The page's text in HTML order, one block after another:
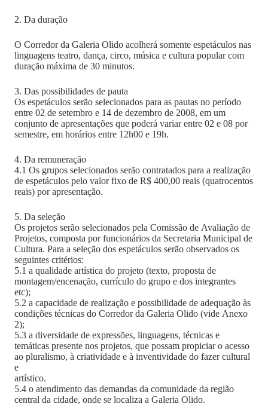
2. Da duração
O Corredor da Galeria Olido acolherá somente espetáculos nas
linguagens teatro, dança, circo, música e cultura popular com
duração máxima de 30 minutos.
3. Das possibilidades de pauta
Os espetáculos serão selecionados para as pautas no período
entre 02 de setembro e 14 de dezembro de 2008, em um
conjunto de apresentações que poderá variar entre 02 e 08 por
semestre, em horários entre 12h00 e 19h.
4. Da remuneração
4.1 Os grupos selecionados serão contratados para a realização
de espetáculos pelo valor fixo de R$ 400,00 reais (quatrocentos
reais) por apresentação.
5. Da seleção
Os projetos serão selecionados pela Comissão de Avaliação de
Projetos, composta por funcionários da Secretaria Municipal de
Cultura. Para a seleção dos espetáculos serão observados os
seguintes critérios:
5.1 a qualidade artística do projeto (texto, proposta de
montagem/encenação, currículo do grupo e dos integrantes
etc);
5.2 a capacidade de realização e possibilidade de adequação às
condições técnicas do Corredor da Galeria Olido (vide Anexo
2);
5.3 a diversidade de expressões, linguagens, técnicas e
temáticas presente nos projetos, que possam propiciar o acesso
ao pluralismo, à criatividade e à inventividade do fazer cultural
e
artístico.
5.4 o atendimento das demandas da comunidade da região
central da cidade, onde se localiza a Galeria Olido.